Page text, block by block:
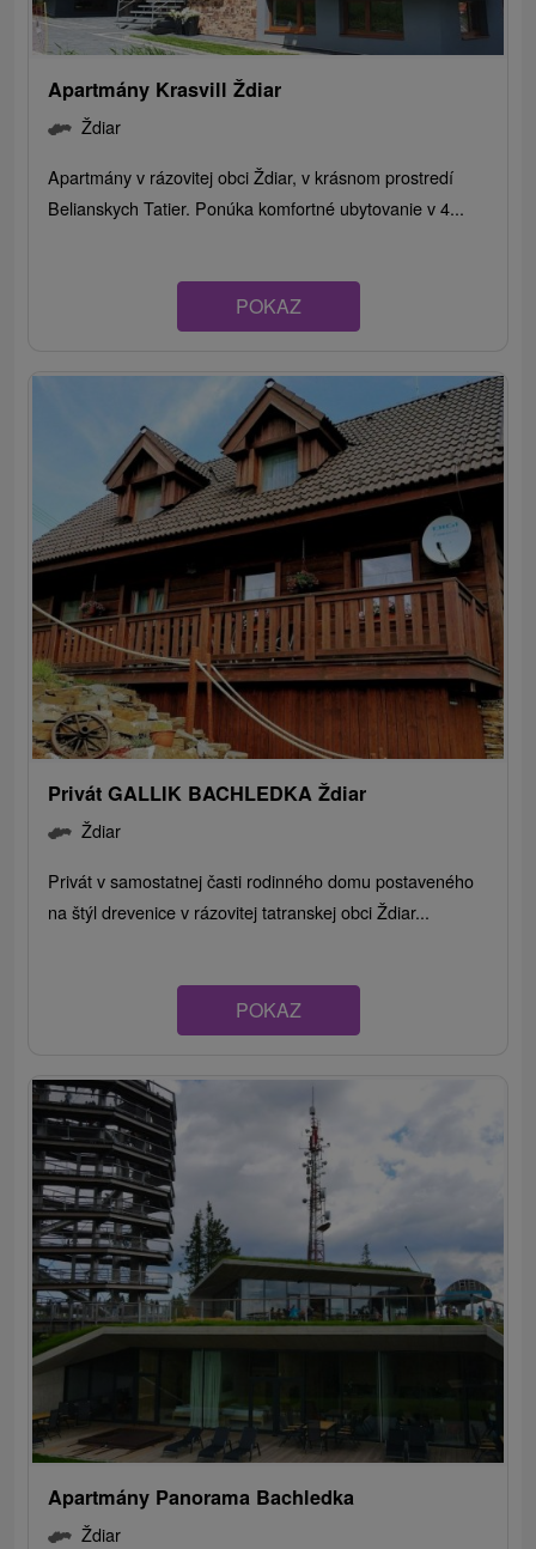
Apartmány Krasvill Ždiar
Ždiar
Apartmány v rázovitej obci Ždiar, v krásnom prostredí
Belianskych Tatier. Ponúka komfortné ubytovanie v 4...
POKAZ
Privát GALLIK BACHLEDKA Ždiar
Ždiar
Privát v samostatnej časti rodinného domu postaveného
na štýl drevenice v rázovitej tatranskej obci Ždiar...
POKAZ
Apartmány Panorama Bachledka
Ždiar